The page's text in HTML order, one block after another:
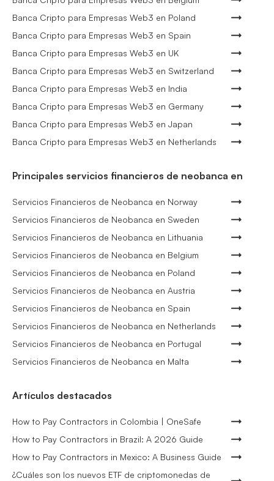
Banca Cripto para Empresas Web3 en Poland
Banca Cripto para Empresas Web3 en Spain
Banca Cripto para Empresas Web3 en UK
Banca Cripto para Empresas Web3 en Switzerland
Banca Cripto para Empresas Web3 en India
Banca Cripto para Empresas Web3 en Germany
Banca Cripto para Empresas Web3 en Japan
Banca Cripto para Empresas Web3 en Netherlands
Principales servicios financieros de neobanca en
Servicios Financieros de Neobanca en Norway
Servicios Financieros de Neobanca en Sweden
Servicios Financieros de Neobanca en Lithuania
Servicios Financieros de Neobanca en Belgium
Servicios Financieros de Neobanca en Poland
Servicios Financieros de Neobanca en Austria
Servicios Financieros de Neobanca en Spain
Servicios Financieros de Neobanca en Netherlands
Servicios Financieros de Neobanca en Portugal
Servicios Financieros de Neobanca en Malta
Artículos destacados
How to Pay Contractors in Colombia | OneSafe
How to Pay Contractors in Brazil: A 2026 Guide
How to Pay Contractors in Mexico: A Business Guide
¿Cuáles son los nuevos ETF de criptomonedas de